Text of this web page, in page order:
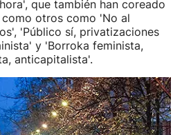
que también han coreado
otros como 'No al
'Público sí, privatizaciones
y 'Borroka feminista,
anticapitalista'.